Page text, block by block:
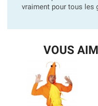
vraiment pour tous les
VOUS